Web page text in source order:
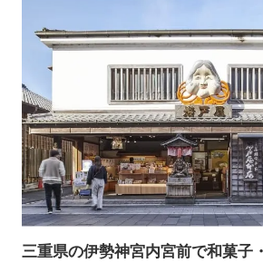
三重県の伊勢神宮内宮前で和菓子